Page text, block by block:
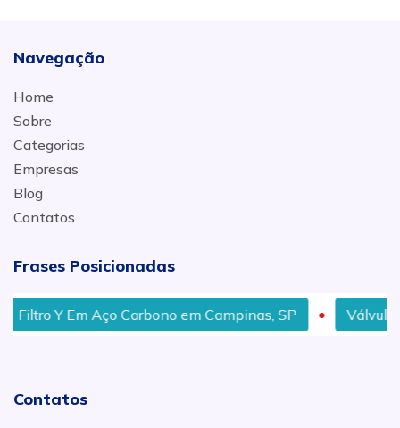
Navegação
Home
Sobre
Categorias
Empresas
Blog
Contatos
Frases Posicionadas
Y Em Aço Carbono em Campinas, SP Válvulas
Contatos